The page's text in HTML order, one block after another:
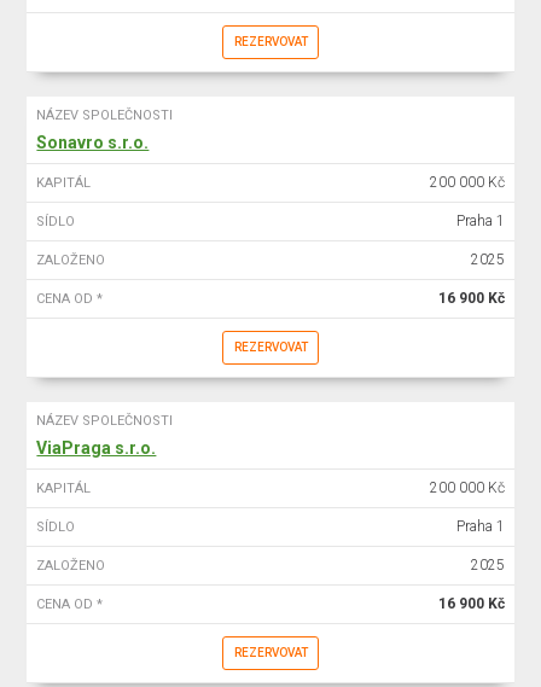
REZERVOVAT
NÁZEV SPOLEČNOSTI
Sonavro s.r.o.
KAPITÁL 200 000 Kč
SÍDLO Praha 1
ZALOŽENO 2025
CENA OD * 16 900 Kč
REZERVOVAT
NÁZEV SPOLEČNOSTI
ViaPraga s.r.o.
KAPITÁL 200 000 Kč
SÍDLO Praha 1
ZALOŽENO 2025
CENA OD * 16 900 Kč
REZERVOVAT